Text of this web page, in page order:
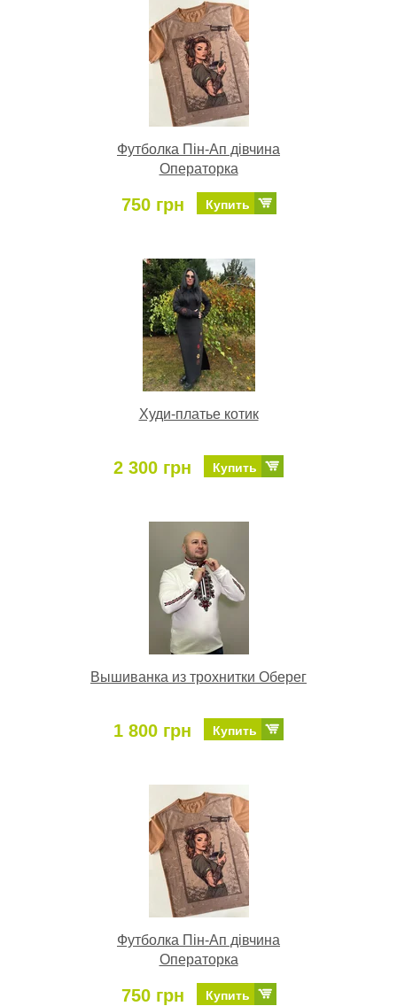
Футболка Пін-Ап дівчина
Операторка
750 грн Купить
Худи-платье котик
2 300 грн Купить
Вышиванка из трохнитки Оберег
1 800 грн Купить
Футболка Пін-Ап дівчина
Операторка
750 грн Купить